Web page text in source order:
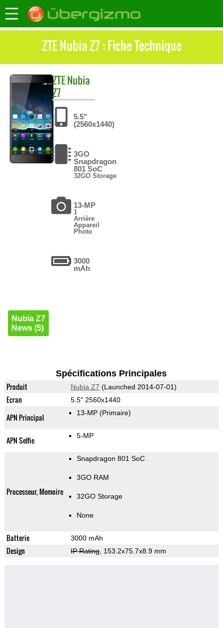
ZTE Nubia Z7 : Fiche Technique
ZTENubia
Z7
5.5"
(2560x1440)
3GO
Snapdragon
801 SoC
32GO Storage
13-MP
1
Arrière
Appareil
Photo
3000
mAh
Nubia Z7
News (5)
Spécifications Principales
Produit Nubia Z7 (Launched 2014-07-01)
Ecran 5.5" 2560x1440
APN Principal 13-MP (Primaire)
APN Selfie 5-MP
Processeur, Memoire
Snapdragon 801 SoC
3GO RAM
32GO Storage
None
Batterie 3000 mAh
Design IP Rating, 153.2x75.7x8.9 mm